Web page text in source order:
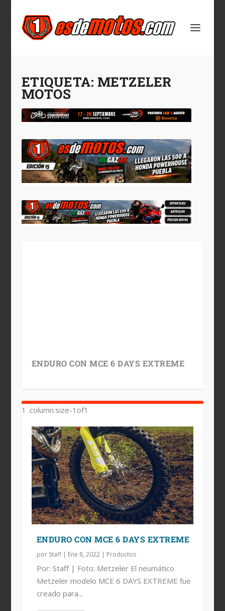
ETIQUETA: METZELER
MOTOS
ENDURO CON MCE 6 DAYS EXTREME
TERRENO INTERMEDIO-DURO:
METZELER MC360
METZELER MC360 MID SOFT =
TRACCIÓN
ENDURO CON MCE 6 DAYS EXTREME
por Staff| Ene 8, 2022| Productos
Por: Staff | Foto: Metzeler El neumático
Metzeler modelo MCE 6 DAYS EXTREME fue
creado para...